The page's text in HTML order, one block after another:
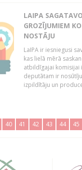
LAIPA
GROZĪJUMIEM
NOSTĀJU
LaIPA ir iesniegusi
kas lielā mērā
atbildīgajai komisijai
deputātam ir
izpildītāju un
40 41 42 43 44 45